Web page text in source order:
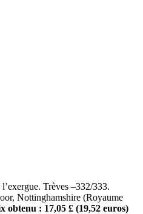
Trèves –332/333.
Nottinghamshire (Royaume
obtenu : 17,05 £ (19,52 euros)